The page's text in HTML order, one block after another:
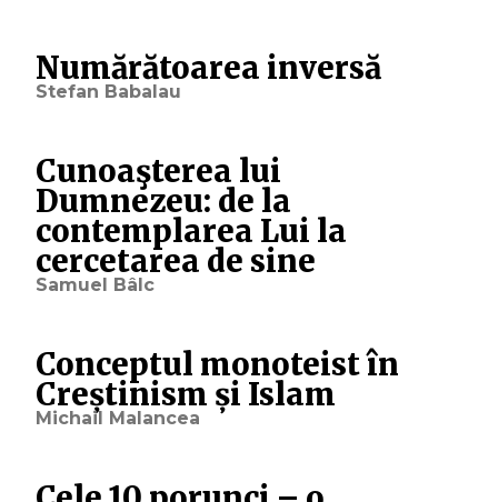
Numărătoarea inversă
Stefan Babalau
Cunoaşterea lui
Dumnezeu: de la
contemplarea Lui la
cercetarea de sine
Samuel Bâlc
Conceptul monoteist în
Creștinism și Islam
Michail Malancea